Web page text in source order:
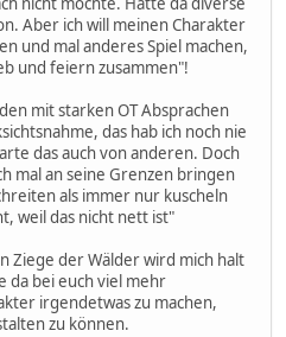
Aber ich will meinen Charakter
und mal anderes Spiel machen,
und feiern zusammen"!
mit starken OT Absprachen
das hab ich noch nie
das auch von anderen. Doch
mal an seine Grenzen bringen
als immer nur kuscheln
weil das nicht nett ist"
Ziege der Wälder wird mich halt
da bei euch viel mehr
irgendetwas zu machen,
zu können.